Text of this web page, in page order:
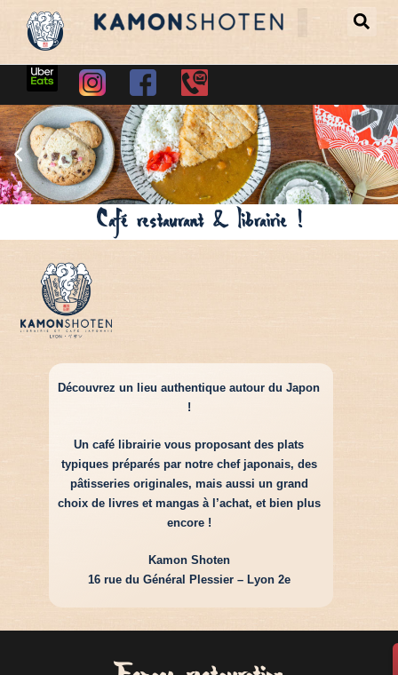
Café restaurant & librairie !
Découvrez un lieu authentique autour du Japon
!
Un café librairie vous proposant des plats
typiques préparés par notre chef japonais, des
pâtisseries originales, mais aussi un grand
choix de livres et mangas à l’achat, et bien plus
encore !
Kamon Shoten
16 rue du Général Plessier – Lyon 2e